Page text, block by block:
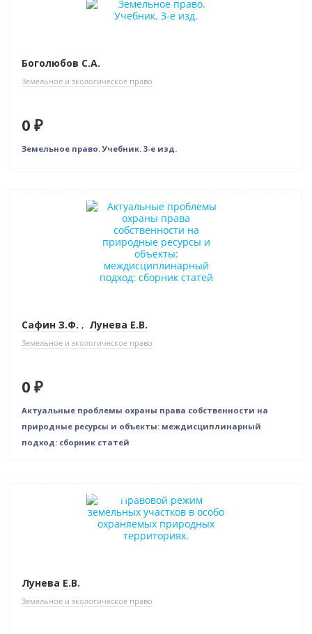
Боголюбов С.А.
Земельное и экологическое право
0 ₽
Земельное право. Учебник. 3-е изд.
Нет в наличии
Сафин З.Ф. , Лунева Е.В.
Земельное и экологическое право
0 ₽
Актуальные проблемы охраны права собственности на
природные ресурсы и объекты: междисциплинарный
подход: сборник статей
Индивидуальный подход
Лунева Е.В.
Земельное и экологическое право